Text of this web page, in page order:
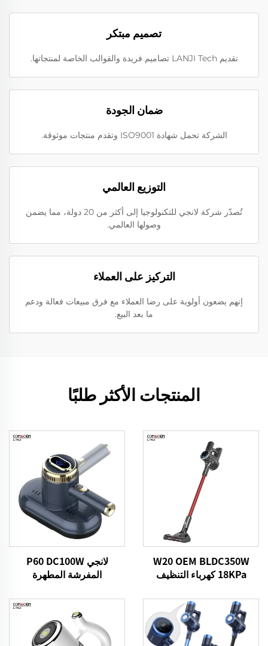
تصميم مبتكر
تقديم LANJI Tech تصاميم فريدة والقوالب الخاصة لمنتجاتها.
ضمان الجودة
الشركة تحمل شهادة ISO9001 وتقدم منتجات موثوقة.
التوزيع العالمي
تُصدّر شركة لانجي للتكنولوجيا إلى أكثر من 20 دولة، مما يضمن
وصولها العالمي.
التركيز على العملاء
إنهم يضعون أولوية على رضا العملاء مع فرق مبيعات فعالة ودعم
ما بعد البيع.
المنتجات الأكثر طلبًا
W20 OEM BLDC350W
18KPa كهرباء التنظيف
لانجي P60 DC100W
المفرشة المطهرة